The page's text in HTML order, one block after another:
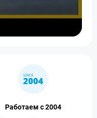
Работаем с 2004